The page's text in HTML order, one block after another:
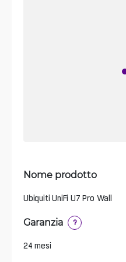
Nome prodotto
Ubiquiti UniFi U7 Pro Wall
Garanzia ?
24 mesi